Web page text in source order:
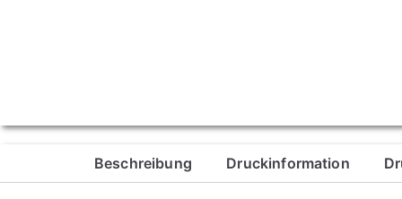
Corporate
Design
Beschreibung Druckinformation